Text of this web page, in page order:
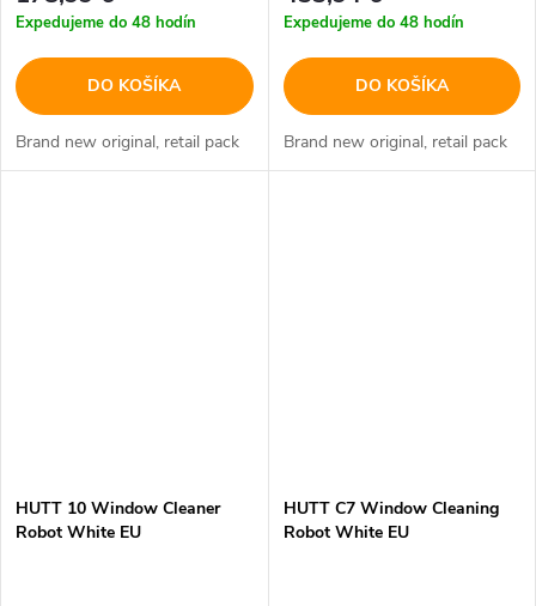
Expedujeme do 48 hodín
DO KOŠÍKA
Brand new original, retail pack
Expedujeme do 48 hodín
DO KOŠÍKA
Brand new original, retail pack
HUTT 10 Window Cleaner
Robot White EU
HUTT C7 Window Cleaning
Robot White EU